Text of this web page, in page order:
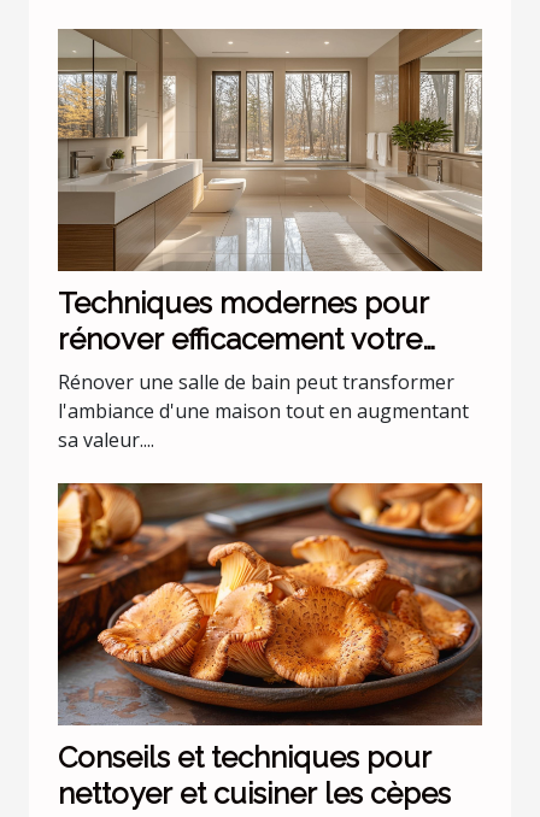
Techniques modernes pour
rénover efficacement votre
salle de bain
Rénover une salle de bain peut transformer
l'ambiance d'une maison tout en augmentant
sa valeur....
Conseils et techniques pour
nettoyer et cuisiner les cèpes